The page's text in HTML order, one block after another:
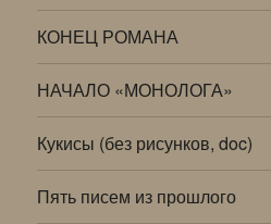
КОНЕЦ РОМАНА
НАЧАЛО «МОНОЛОГА»
Кукисы (без рисунков, doc)
Пять писем из прошлого